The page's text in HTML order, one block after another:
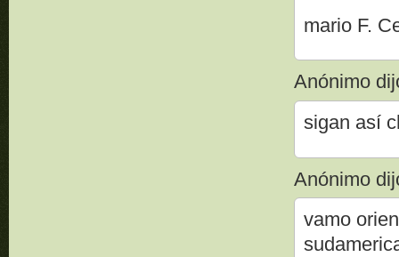
mario F.
Anónimo
sigan así
Anónimo
vamo